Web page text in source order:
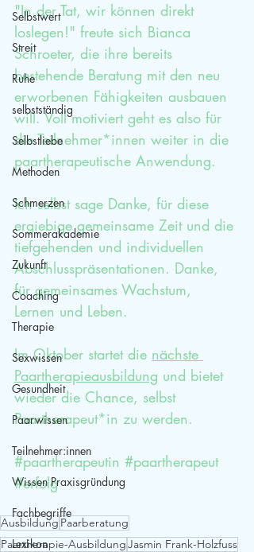
Selbstwert
Streit
Ruhe
selbstständig
Selbstliebe
Methoden
Schmerzen
Sommerakademie
Zukunft
Coaching
Therapie
Sexwissen
Gesundheit
Paarwissen
Teilnehmer:innen
Wissen Praxisgründung
Fachbegriffe
Lexikon
"In der Tat, wir können direkt
loslegen!" freute sich Bianca
Schroeter, die ihre bereits
bestehende Beratung mit den neu
erworbenen Fähigkeiten ausbauen
will. Voll motiviert geht es also für
die Teilnehmer*innen weiter in die
paartherapeutische Anwendung.
Ich selbst sage Danke, für diese
ergiebige gemeinsame Zeit und die
tiefgehenden und individuellen
Abschlusspräsentationen. Danke,
für gemeinsames Wachstum,
Lernen und Leben.
Im Oktober startet die nächste
Paartherapieausbildung und bietet
wieder die Chance, selbst
Paartherapeut*in zu werden.
#paartherapeutin #paartherapeut
#erfolg
Ausbildung Paarberatung
Paartherapie-AusbildungJasmin Frank-Holzfuss